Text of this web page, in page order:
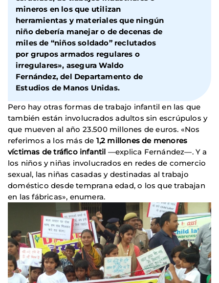
mineros en los que utilizan
herramientas y materiales que ningún
niño debería manejar o de decenas de
miles de “niños soldado” reclutados
por grupos armados regulares o
irregulares», asegura Waldo
Fernández, del Departamento de
Estudios de Manos Unidas.
Pero hay otras formas de trabajo infantil en las que
también están involucrados adultos sin escrúpulos y
que mueven al año 23.500 millones de euros. «Nos
referimos a los más de 1,2 millones de menores
víctimas de tráfico infantil —explica Fernández—. Y a
los niños y niñas involucrados en redes de comercio
sexual, las niñas casadas y destinadas al trabajo
doméstico desde temprana edad, o los que trabajan
en las fábricas», enumera.